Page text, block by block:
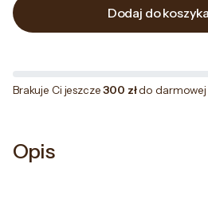
Dodaj do koszyka
Brakuje Ci jeszcze300 złdo darmowej
Opis